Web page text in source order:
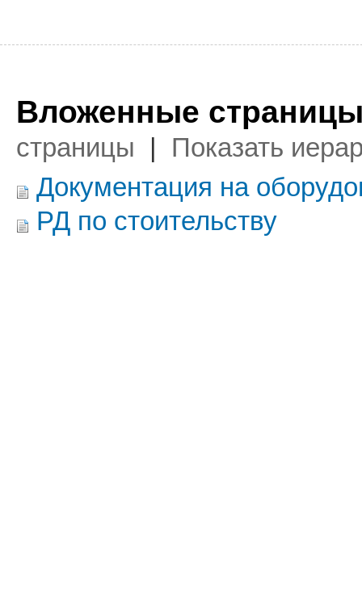
Вложенные
страницы
Показать
Документация на
РД по стоительству